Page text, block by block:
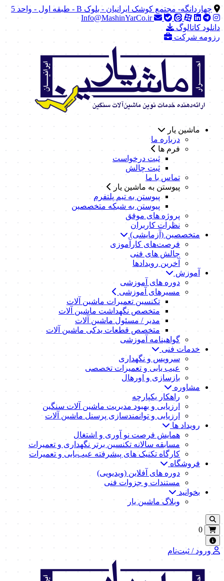
چهاردانگه- مجتمع کوشک ایرانیان - بلوک B - طبقه اول - واحد 5
Info@MashinYarCo.ir
دانلود کاتالوگ
رزومه شرکت
ماشین یار
درباره ما
فرم ها
ثبت درخواست
ثبت چالش
تماس با ما
پیوستن به ماشین یار
پیوستن به تیم پلتفرم
پیوستن به شبکه متخصصین
پروژه های موفق
نظرات کاربران
متخصصین (آزمایشی)
فرصت‌های کارآموزی
چالش های فنی
آخرین رویدادها
آموزش
دوره های آموزشی
مسیرهای آموزشی
تکنسین تعمیرات ماشین آلات
متخصص نگهداشت ماشین آلات
مدیر / مسئول ماشین آلات
متخصص قطعات یدکی ماشین آلات
گواهینامه آموزشی
خدمات فنی
سرویس و نگهداری
عیب یابی و تعمیرات تخصصی
بازسازی و اورهال
مشاوره
راهکار یکپارچه
ارزیابی و بهبود مدیریت ماشین آلات سنگین
ارزیابی و توانمندسازی پرسنل ماشین آلات
رویداد ها
همایش فرصت نو آوری و اشتغال
مسابقه سالانه تکنسین برتر نگهداری و تعمیرات
کارگاه تکنیک‌ های پیشرفته عیب‌یابی و تعمیرات
فروشگاه
دوره های آفلاین (ویدیویی)
مستندات و جزوات فنی
بخوانید
وبلاگ ماشین یار
0
ورود / ثبت‌نام